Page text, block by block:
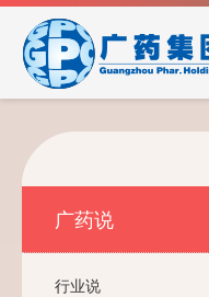
广药说
行业说